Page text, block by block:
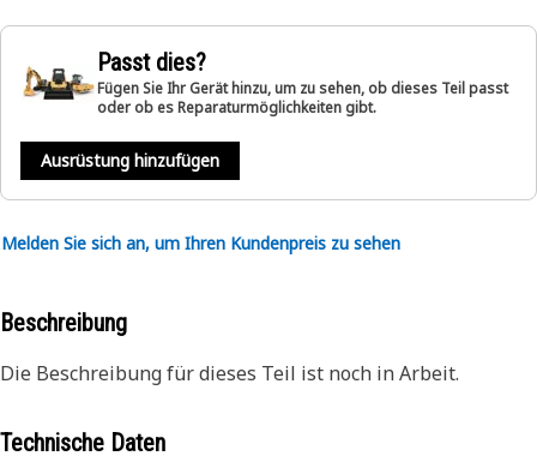
Passt dies?
Fügen Sie Ihr Gerät hinzu, um zu sehen, ob dieses Teil passt
oder ob es Reparaturmöglichkeiten gibt.
Ausrüstung hinzufügen
Melden Sie sich an, um Ihren Kundenpreis zu sehen
Beschreibung
Die Beschreibung für dieses Teil ist noch in Arbeit.
Technische Daten